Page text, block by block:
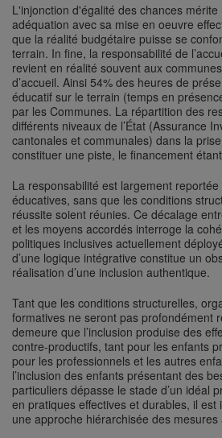
L'injonction d'égalité des chances
adéquation avec sa mise en oeuvre
que la réalité budgétaire puisse se
terrain. In fine, la responsabilité de
revient en réalité souvent aux
d’accueil. Ainsi 54% des heures de
éducatif sur le terrain (temps en
par les Communes. La répartition des
différents niveaux de l’État (Assurance
cantonales et communales) dans la
constituer une piste, le financement
La responsabilité est largement
éducatives, sans que les conditions
réussite soient réunies. Ce décalage
et les moyens accordés interroge la
politiques inclusives actuellement
d’une logique intégrative constitue un
réalisation d’une inclusion authentique.
Tant que les conditions structurelles,
formatives ne seront pas profondément
demeure que l’inclusion produise des
contre-productifs, tant pour les enfants
pour les professionnels et les autres
l’inclusion des enfants présentant des
particuliers dépasse le stade d’un idéal
en pratiques effectives et durables, il est
une approche hiérarchisée des